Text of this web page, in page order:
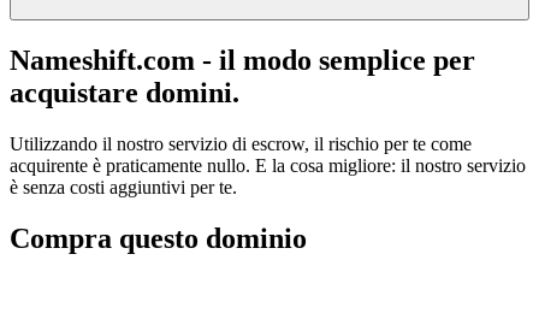
Nameshift.com - il modo semplice per
acquistare domini.
Utilizzando il nostro servizio di escrow, il rischio per te come
acquirente è praticamente nullo. E la cosa migliore: il nostro servizio
è senza costi aggiuntivi per te.
Compra questo dominio